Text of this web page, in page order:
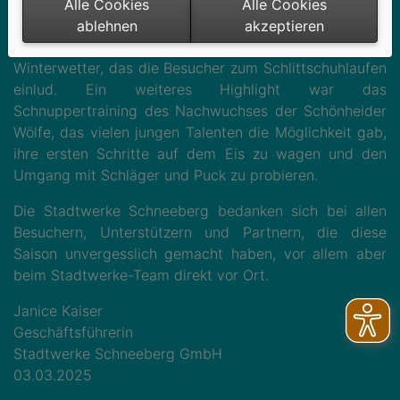
Die Eisarena war täglich bis in die Abendstunden
geöffnet und erfreute sich besonders an den
Wochenenden großer Beliebtheit – oft bei herrlichem
Winterwetter, das die Besucher zum Schlittschuhlaufen
einlud. Ein weiteres Highlight war das
Schnuppertraining des Nachwuchses der Schönheider
Wölfe, das vielen jungen Talenten die Möglichkeit gab,
ihre ersten Schritte auf dem Eis zu wagen und den
Umgang mit Schläger und Puck zu probieren.
Die Stadtwerke Schneeberg bedanken sich bei allen
Besuchern, Unterstützern und Partnern, die diese
Saison unvergesslich gemacht haben, vor allem aber
beim Stadtwerke-Team direkt vor Ort.
Janice Kaiser
Geschäftsführerin
Stadtwerke Schneeberg GmbH
03.03.2025
Alle Cookies
ablehnen
Alle Cookies
akzeptieren